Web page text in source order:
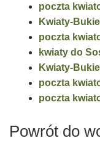
poczta
Kwiaty-
poczta
kwiaty do
Kwiaty-
poczta
poczta
Powrót do